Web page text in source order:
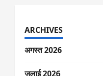
ARCHIVES
अगस्त 2026
जुलाई 2026